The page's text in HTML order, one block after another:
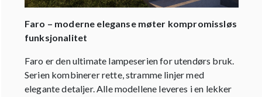
Faro – moderne eleganse møter kompromissløs
funksjonalitet
Faro er den ultimate lampeserien for utendørs bruk.
Serien kombinerer rette, stramme linjer med
elegante detaljer. Alle modellene leveres i en lekker